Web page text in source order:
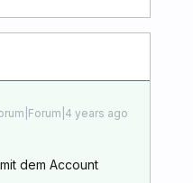
years ago
dem Account